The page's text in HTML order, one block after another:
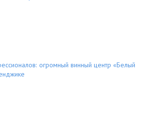
огромный винный центр «Белый